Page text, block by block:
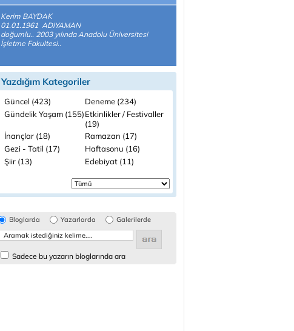
Kerim BAYDAK
01.01.1961 ADIYAMAN
doğumlu.. 2003 yılında Anadolu Üniversitesi
İşletme Fakultesi..
Yazdığım Kategoriler
Güncel (423)
Deneme (234)
Gündelik Yaşam (155)Etkinlikler / Festivaller
(19)
İnançlar (18)
Ramazan (17)
Gezi - Tatil (17)
Haftasonu (16)
Şiir (13)
Edebiyat (11)
Bloglarda Yazarlarda Galerilerde
Sadece bu yazarın bloglarında ara